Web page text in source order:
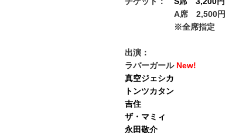
A席 2,500円
※全席指定
出演：
ラバーガール New!
真空ジェシカ
トンツカタン
吉住
ザ・マミィ
永田敬介